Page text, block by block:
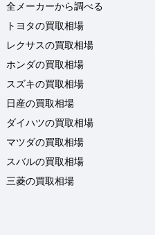
全メーカーから調べる
トヨタの買取相場
レクサスの買取相場
ホンダの買取相場
スズキの買取相場
日産の買取相場
ダイハツの買取相場
マツダの買取相場
スバルの買取相場
三菱の買取相場